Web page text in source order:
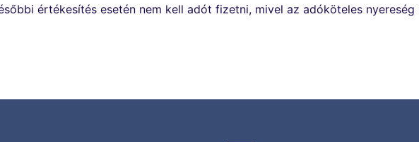
értékesítés esetén nem kell adót fizetni, mivel az adóköteles nyereség